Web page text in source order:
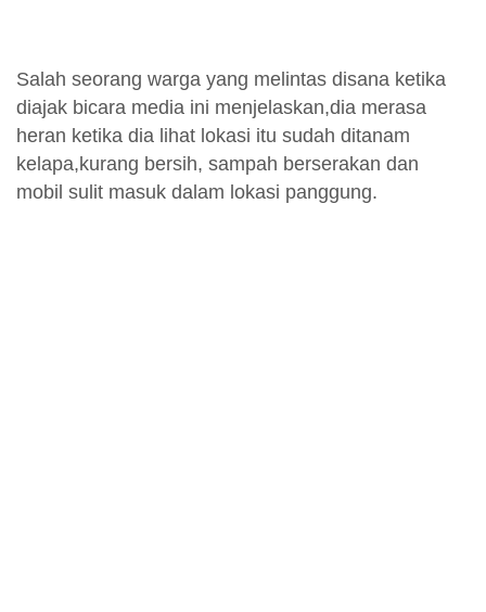
Salah seorang warga yang melintas disana ketika
diajak bicara media ini menjelaskan,dia merasa
heran ketika dia lihat lokasi itu sudah ditanam
kelapa,kurang bersih, sampah berserakan dan
mobil sulit masuk dalam lokasi panggung.